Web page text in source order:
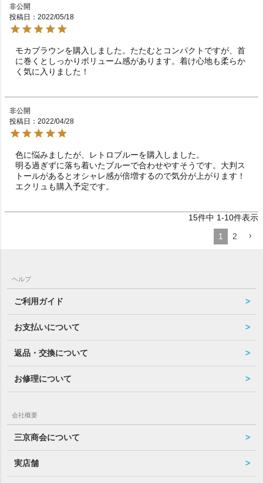
非公開
投稿日
2022/05/18
モカブラウンを購入しました。たたむとコンパクトですが、首
に巻くとしっかりボリューム感があります。着け心地も柔らか
く気に入りました！
非公開
投稿日
2022/04/28
色に悩みましたが、レトロブルーを購入しました。
明る過ぎずに落ち着いたブルーで合わせやすそうです。大判ス
トールがあるとオシャレ感が倍増するので気分が上がります！
エクリュも購入予定です。
15件中 1-10件表示
1
2
ヘルプ
ご利用ガイド
お支払いについて
返品・交換について
お修理について
会社概要
三京商会について
実店舗